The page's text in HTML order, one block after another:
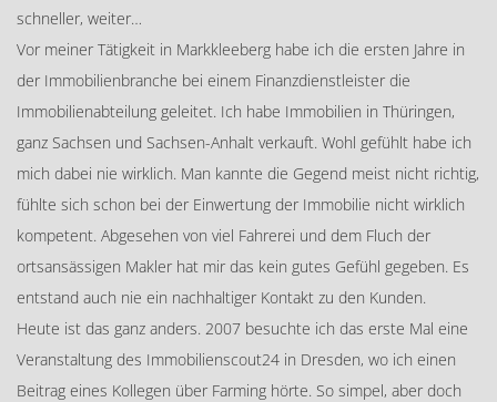
schneller, weiter…
Vor meiner Tätigkeit in Markkleeberg habe ich die ersten Jahre in
der Immobilienbranche bei einem Finanzdienstleister die
Immobilienabteilung geleitet. Ich habe Immobilien in Thüringen,
ganz Sachsen und Sachsen-Anhalt verkauft. Wohl gefühlt habe ich
mich dabei nie wirklich. Man kannte die Gegend meist nicht richtig,
fühlte sich schon bei der Einwertung der Immobilie nicht wirklich
kompetent. Abgesehen von viel Fahrerei und dem Fluch der
ortsansässigen Makler hat mir das kein gutes Gefühl gegeben. Es
entstand auch nie ein nachhaltiger Kontakt zu den Kunden.
Heute ist das ganz anders. 2007 besuchte ich das erste Mal eine
Veranstaltung des Immobilienscout24 in Dresden, wo ich einen
Beitrag eines Kollegen über Farming hörte. So simpel, aber doch